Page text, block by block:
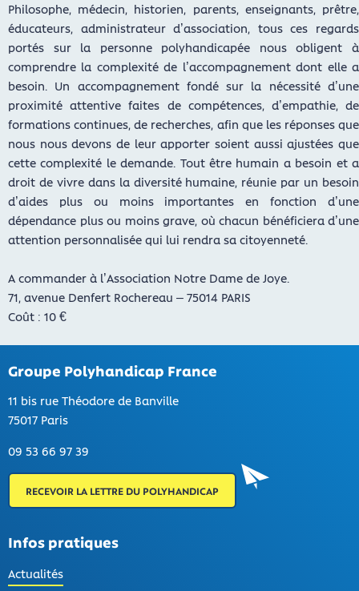
Philosophe, médecin, historien, parents, enseignants, prêtre,
éducateurs, administrateur d’association, tous ces regards
portés sur la personne polyhandicapée nous obligent à
comprendre la complexité de l’accompagnement dont elle a
besoin. Un accompagnement fondé sur la nécessité d’une
proximité attentive faites de compétences, d’empathie, de
formations continues, de recherches, afin que les réponses que
nous nous devons de leur apporter soient aussi ajustées que
cette complexité le demande. Tout être humain a besoin et a
droit de vivre dans la diversité humaine, réunie par un besoin
d’aides plus ou moins importantes en fonction d’une
dépendance plus ou moins grave, où chacun bénéficiera d’une
attention personnalisée qui lui rendra sa citoyenneté.
A commander à l’Association Notre Dame de Joye.
71, avenue Denfert Rochereau – 75014 PARIS
Coût : 10 €
Groupe Polyhandicap France
11 bis rue Théodore de Banville
75017 Paris
09 53 66 97 39
RECEVOIR LA LETTRE DU POLYHANDICAP
Infos pratiques
Actualités